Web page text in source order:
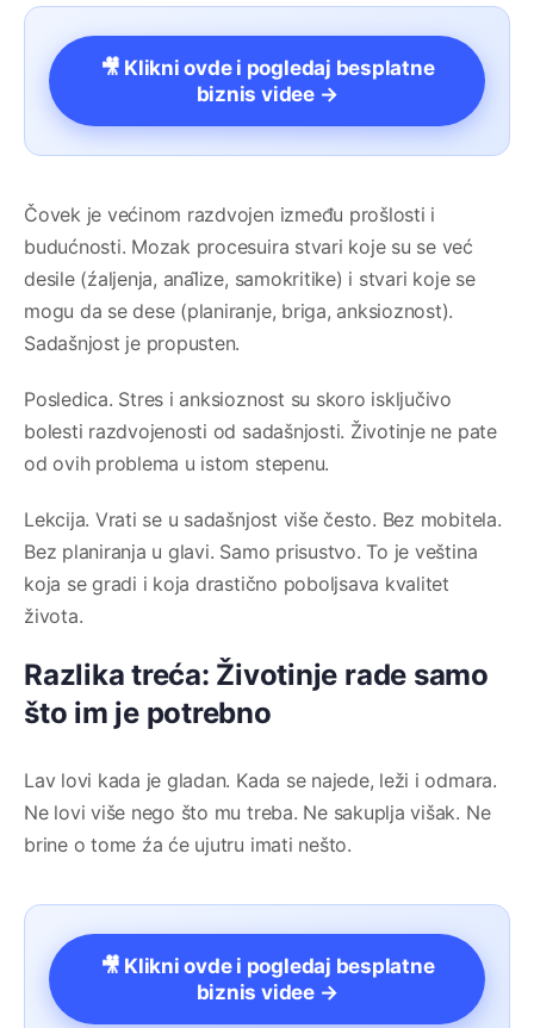
🎥 Klikni ovde i pogledaj besplatne
biznis videe →
Čovek je većinom razdvojen između prošlosti i
budućnosti. Mozak procesuira stvari koje su se već
desile (źaljenja, anal̃ize, samokritike) i stvari koje se
mogu da se dese (planiranje, briga, anksioznost).
Sadašnjost je propusten.
Posledica. Stres i anksioznost su skoro isključivo
bolesti razdvojenosti od sadašnjosti. Životinje ne pate
od ovih problema u istom stepenu.
Lekcija. Vrati se u sadašnjost više često. Bez mobitela.
Bez planiranja u glavi. Samo prisustvo. To je veština
koja se gradi i koja drastično poboljsava kvalitet
života.
Razlika treća: Životinje rade samo
što im je potrebno
Lav lovi kada je gladan. Kada se najede, leži i odmara.
Ne lovi više nego što mu treba. Ne sakuplja višak. Ne
brine o tome źa će ujutru imati nešto.
🎥 Klikni ovde i pogledaj besplatne
biznis videe →